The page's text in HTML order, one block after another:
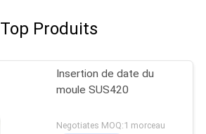
Top Produits
Insertion de date du
moule SUS420
Negotiates MOQ:1 morceau